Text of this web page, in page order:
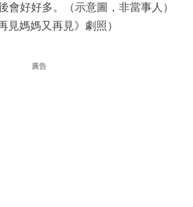
會好好多。（示意圖，非當事人）
見媽媽又再見》劇照）
廣告